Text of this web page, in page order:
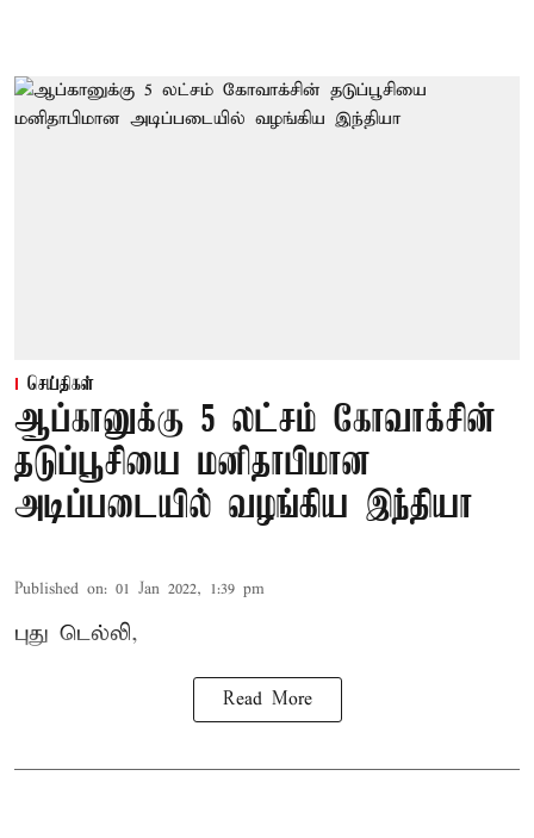
செய்திகள்
ஆப்கானுக்கு 5 லட்சம் கோவாக்சின்
தடுப்பூசியை மனிதாபிமான
அடிப்படையில் வழங்கிய இந்தியா
Published on: 01 Jan 2022, 1:39 pm
புது டெல்லி,
Read More